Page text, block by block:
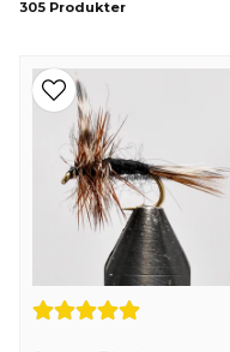
Alt du
Harrflieser vanligvis små
dagdragonflies, steinfluer
ofte foretrekker. Disse
forsiktighet for å matche
naturlige
For å lykkes med
presentasjonen og
observant fisk, er en
kan bety å bruke lange,
bevegelse av flua på vannet.
detaljer som Hackel og
305 Produkter